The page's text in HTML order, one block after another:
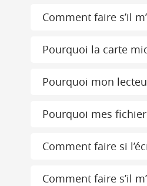
Comment faire s’il
Pourquoi la carte
Pourquoi mon
Pourquoi mes
Comment faire si
Comment faire s’il